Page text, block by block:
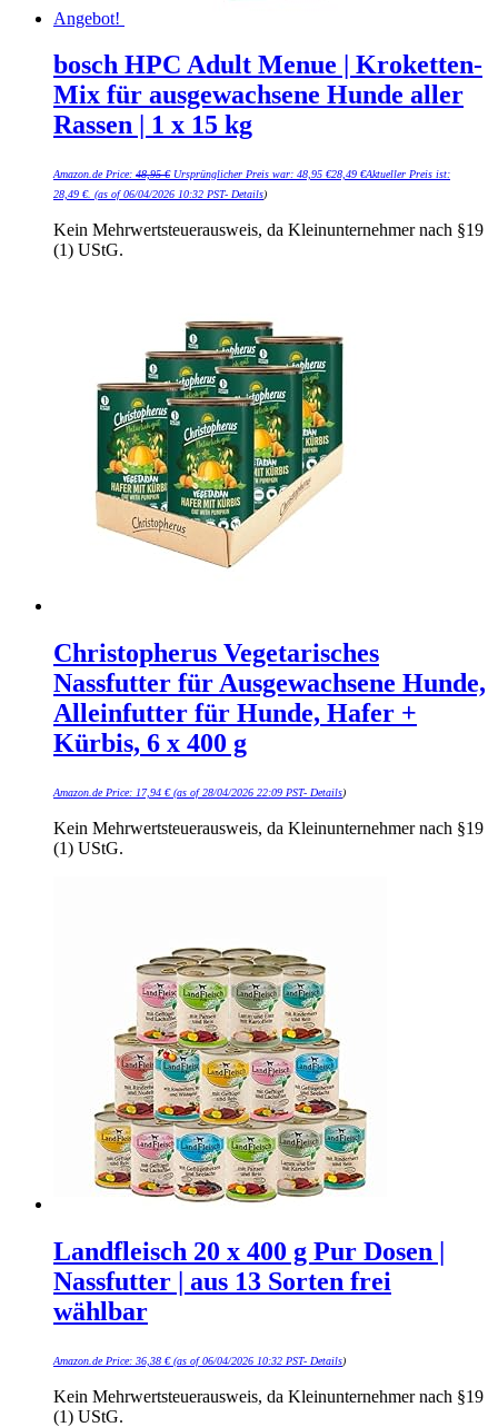
Angebot!
bosch HPC Adult Menue | Kroketten-
Mix für ausgewachsene Hunde aller
Rassen | 1 x 15 kg
Amazon.de Price: 48,95€ Ursprünglicher Preis war: 48,95 €28,49 €Aktueller Preis ist:
28,49 €. (as of 06/04/2026 10:32 PST- Details)
Kein Mehrwertsteuerausweis, da Kleinunternehmer nach §19
(1) UStG.
Christopherus Vegetarisches
Nassfutter für Ausgewachsene Hunde,
Alleinfutter für Hunde, Hafer +
Kürbis, 6 x 400 g
Amazon.de Price: 17,94 €(as of 28/04/2026 22:09 PST- Details)
Kein Mehrwertsteuerausweis, da Kleinunternehmer nach §19
(1) UStG.
Landfleisch 20 x 400 g Pur Dosen |
Nassfutter | aus 13 Sorten frei
wählbar
Amazon.de Price: 36,38 €(as of 06/04/2026 10:32 PST- Details)
Kein Mehrwertsteuerausweis, da Kleinunternehmer nach §19
(1) UStG.